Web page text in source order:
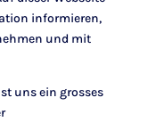
informieren,
und mit
uns ein grosses